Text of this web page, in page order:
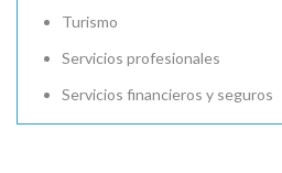
Turismo
Servicios profesionales
Servicios financieros y seguros